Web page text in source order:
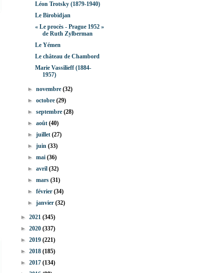
Léon Trotsky (1879-1940)
Le Birobidjan
« Le procès - Prague 1952 »
de Ruth Zylberman
Le Yémen
Le château de Chambord
Marie Vassilieff (1884-
1957)
►novembre(32)
►octobre(29)
►septembre(28)
►août(40)
►juillet(27)
►juin(33)
►mai(36)
►avril(32)
►mars(31)
►février(34)
►janvier(32)
► 2021 (345)
► 2020 (337)
► 2019 (221)
► 2018 (185)
► 2017 (134)